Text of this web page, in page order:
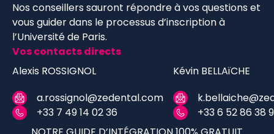
Nos conseillers sauront répondre à vos questions et
vous guider dans le processus d’inscription à
l’Université de Paris.
Vos contacts directs
Alexis ROSSIGNOL
a.rossignol@zedental.com
+33 7 49 14 02 36
Kévin BELLAïCHE
+33 6 52 86 38